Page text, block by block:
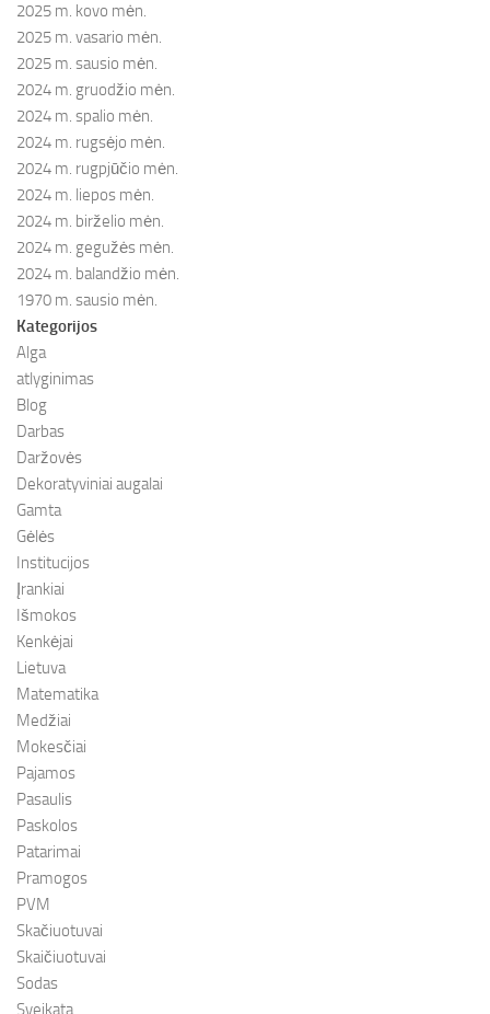
2025 m. kovo mėn.
2025 m. vasario mėn.
2025 m. sausio mėn.
2024 m. gruodžio mėn.
2024 m. spalio mėn.
2024 m. rugsėjo mėn.
2024 m. rugpjūčio mėn.
2024 m. liepos mėn.
2024 m. birželio mėn.
2024 m. gegužės mėn.
2024 m. balandžio mėn.
1970 m. sausio mėn.
Kategorijos
Alga
atlyginimas
Blog
Darbas
Daržovės
Dekoratyviniai augalai
Gamta
Gėlės
Institucijos
Įrankiai
Išmokos
Kenkėjai
Lietuva
Matematika
Medžiai
Mokesčiai
Pajamos
Pasaulis
Paskolos
Patarimai
Pramogos
PVM
Skačiuotuvai
Skaičiuotuvai
Sodas
Sveikata